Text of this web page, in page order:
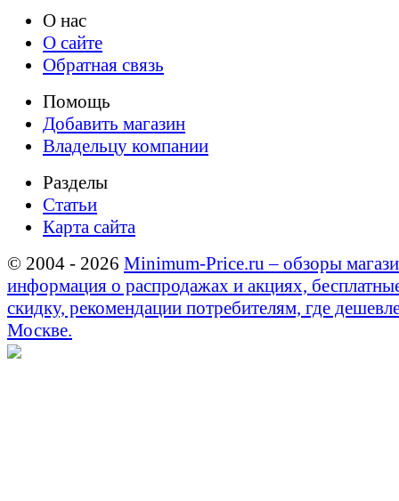
О нас
О сайте
Обратная связь
Помощь
Добавить магазин
Владельцу компании
Разделы
Статьи
Карта сайта
© 2004 - 2026 Minimum-Price.ru – обзоры
информация о распродажах и акциях,
скидку, рекомендации потребителям, где
Москве.